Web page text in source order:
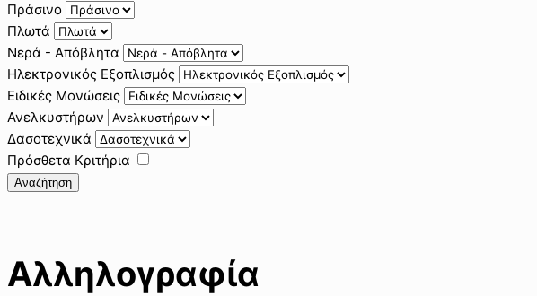
Πράσινο
Πλωτά
Νερά - Απόβλητα
Ηλεκτρονικός Εξοπλισμός
Ειδικές Μονώσεις
Ανελκυστήρων
Δασοτεχνικά
Πρόσθετα Κριτήρια
Αναζήτηση
Αλληλογραφία